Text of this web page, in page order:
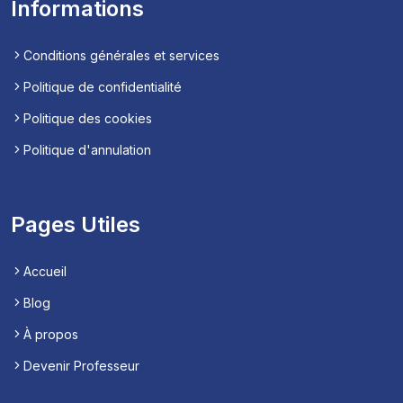
Informations
Conditions générales et services
Politique de confidentialité
Politique des cookies
Politique d'annulation
Pages Utiles
Accueil
Blog
À propos
Devenir Professeur